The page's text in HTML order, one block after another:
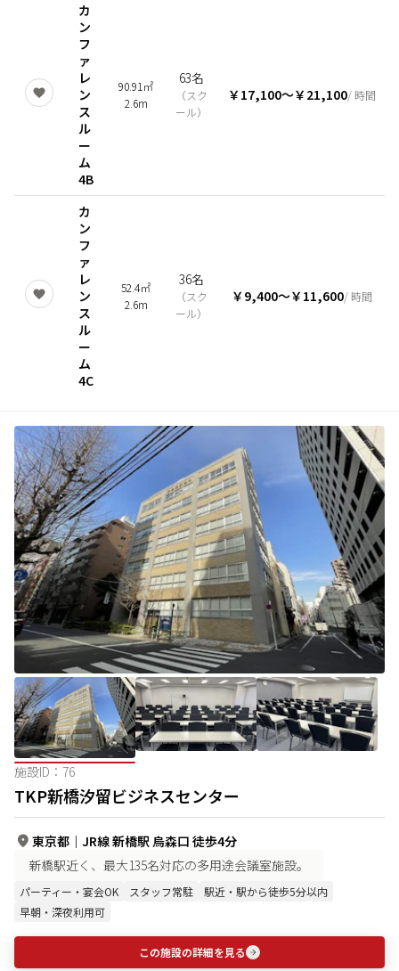
カ
ン
フ
ァ
レ
ン
ス
ル
ー
ム
4B
90.91㎡
2.6m
63名
（スク
ール）
￥17,100〜￥21,100/ 時間
カ
ン
フ
ァ
レ
ン
ス
ル
ー
ム
4C
52.4㎡
2.6m
36名
（スク
ール）
￥9,400〜￥11,600/ 時間
施設ID： 76
TKP新橋汐留ビジネスセンター
東京都 ｜ JR線 新橋駅 烏森口 徒歩4分
新橋駅近く、最大135名対応の多用途会議室施設。
パーティー・宴会OK スタッフ常駐
駅近・駅から徒歩5分以内
早朝・深夜利用可
この施設の詳細を見る